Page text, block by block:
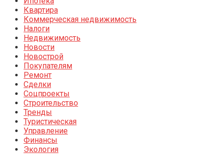
Квартира
Коммерческая недвижимость
Налоги
Недвижимость
Новости
Новострой
Покупателям
Ремонт
Сделки
Соцпроекты
Строительство
Тренды
Туристическая
Управление
Финансы
Экология